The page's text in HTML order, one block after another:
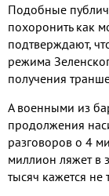
Подобные
похоронить как
подтверждают,
режима
получения
А военными из
продолжения
разговоров о 4
миллион ляжет в
тысяч кажется